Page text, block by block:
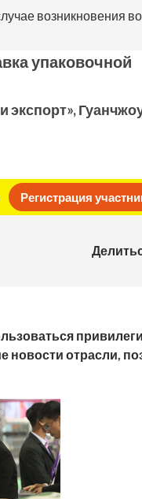
возникновения
упаковочной
экспорт»,
Регистрация
новости отрасли,